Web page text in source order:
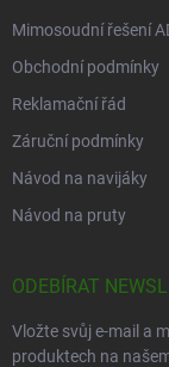
Mimosoudní řešení
Obchodní podmínky
Reklamační řád
Záruční podmínky
Návod na navijáky
Návod na pruty
ODEBÍRAT
Vložte svůj e-mail a
produktech na